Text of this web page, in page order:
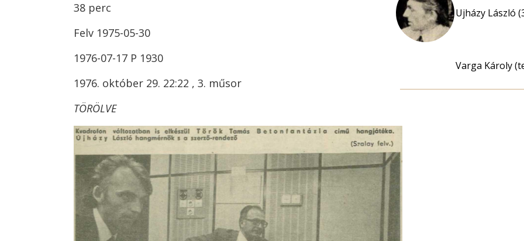
38 perc
Felv 1975-05-30
1976-07-17 P 1930
1976. október 29. 22:22 , 3. műsor
TÖRÖLVE
Ujházy László
Varga Károly